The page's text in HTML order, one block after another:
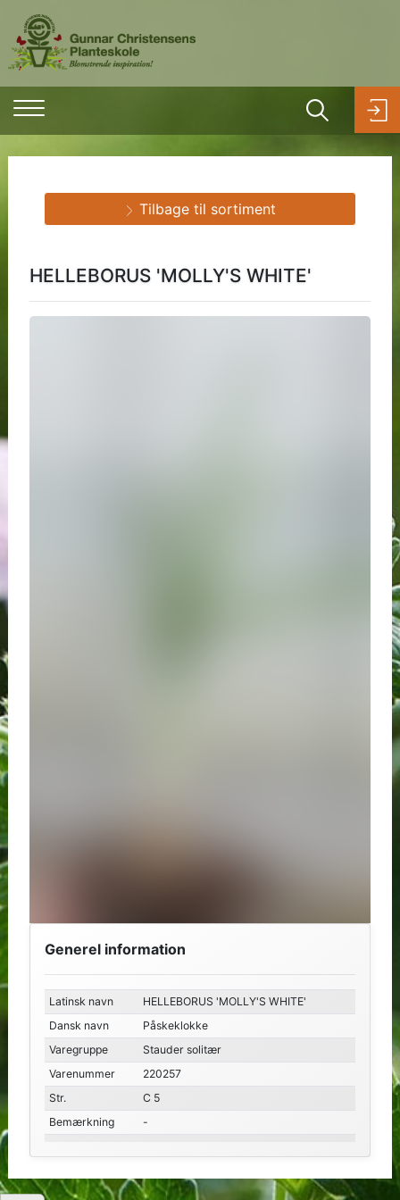
HELLEBORUS 'MOLLY'S WHITE'
Generel information
Latinsk navn
HELLEBORUS 'MOLLY'S WHITE'
Dansk navn
Påskeklokke
Varegruppe
Stauder solitær
Varenummer
220257
Str.
C 5
Bemærkning
-
Tilbage til sortiment